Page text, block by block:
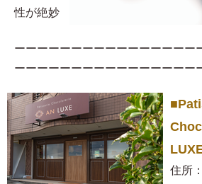
性が絶妙
ーーーーーーーーーーーーーーーー
ーーーーーーーーーーーーーーーー
住所